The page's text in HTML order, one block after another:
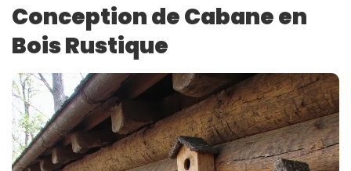
Conception de Cabane en
Bois Rustique